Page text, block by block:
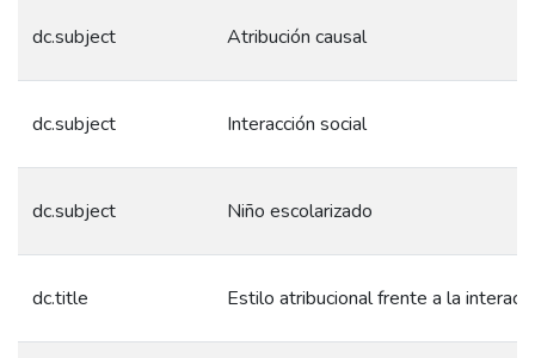
dc.subject Atribución causal
dc.subject Interacción social
dc.subject Niño escolarizado
dc.title Estilo atribucional frente a la